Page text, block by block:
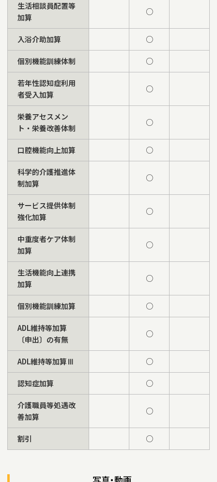
生活相談員配置等
加算
○
入浴介助加算 ○
個別機能訓練体制 ○
若年性認知症利用
者受入加算
○
栄養アセスメン
ト・栄養改善体制
○
口腔機能向上加算 ○
科学的介護推進体
制加算
○
サービス提供体制
強化加算
○
中重度者ケア体制
加算
○
生活機能向上連携
加算
○
個別機能訓練加算 ○
ADL維持等加算
〔申出〕の有無
○
ADL維持等加算Ⅲ ○
認知症加算 ○
介護職員等処遇改
善加算
○
割引 ○